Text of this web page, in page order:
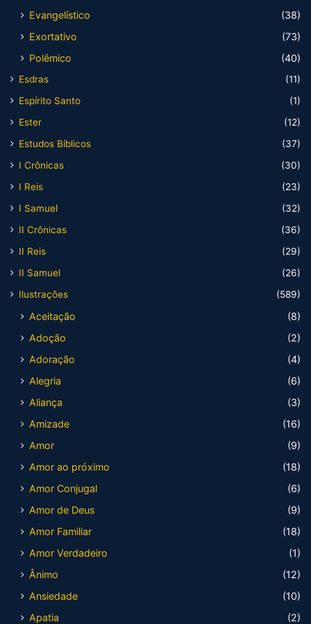
Evangelístico
(38)
Exortativo
(73)
Polêmico
(40)
Esdras
(11)
Espírito Santo
(1)
Ester
(12)
Estudos Bíblicos
(37)
I Crônicas
(30)
I Reis
(23)
I Samuel
(32)
II Crônicas
(36)
II Reis
(29)
II Samuel
(26)
Ilustrações
(589)
Aceitação
(8)
Adoção
(2)
Adoração
(4)
Alegria
(6)
Aliança
(3)
Amizade
(16)
Amor
(9)
Amor ao próximo
(18)
Amor Conjugal
(6)
Amor de Deus
(9)
Amor Familiar
(18)
Amor Verdadeiro
(1)
Ânimo
(12)
Ansiedade
(10)
Apatia
(2)